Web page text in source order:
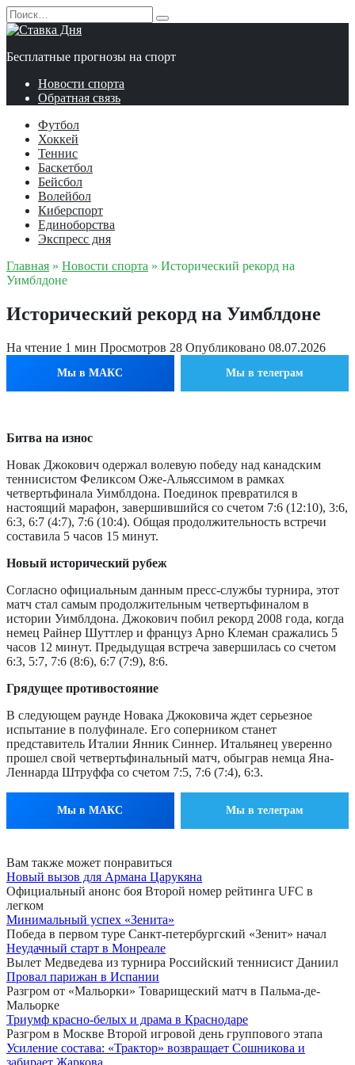
Перейти
к
содержанию
Search
for:
Бесплатные прогнозы на спорт
Новости спорта
Обратная связь
Футбол
Хоккей
Теннис
Баскетбол
Бейсбол
Волейбол
Киберспорт
Единоборства
Экспресс дня
Главная » Новости спорта » Исторический рекорд на
Уимблдоне
Исторический рекорд на Уимблдоне
На чтение 1 мин Просмотров 28 Опубликовано 08.07.2026
Мы в МАКС Мы в телеграм
Битва на износ
Новак Джокович одержал волевую победу над канадским
теннисистом Феликсом Оже-Альяссимом в рамках
четвертьфинала Уимблдона. Поединок превратился в
настоящий марафон, завершившийся со счетом 7:6 (12:10), 3:6,
6:3, 6:7 (4:7), 7:6 (10:4). Общая продолжительность встречи
составила 5 часов 15 минут.
Новый исторический рубеж
Согласно официальным данным пресс-службы турнира, этот
матч стал самым продолжительным четвертьфиналом в
истории Уимблдона. Джокович побил рекорд 2008 года, когда
немец Райнер Шуттлер и француз Арно Клеман сражались 5
часов 12 минут. Предыдущая встреча завершилась со счетом
6:3, 5:7, 7:6 (8:6), 6:7 (7:9), 8:6.
Грядущее противостояние
В следующем раунде Новака Джоковича ждет серьезное
испытание в полуфинале. Его соперником станет
представитель Италии Янник Синнер. Итальянец уверенно
прошел свой четвертьфинальный матч, обыграв немца Яна-
Леннарда Штруффа со счетом 7:5, 7:6 (7:4), 6:3.
Мы в МАКС Мы в телеграм
Вам также может понравиться
Новый вызов для Армана Царукяна
Официальный анонс боя Второй номер рейтинга UFC в
легком
Минимальный успех «Зенита»
Победа в первом туре Санкт-петербургский «Зенит» начал
Неудачный старт в Монреале
Вылет Медведева из турнира Российский теннисист Даниил
Провал парижан в Испании
Разгром от «Мальорки» Товарищеский матч в Пальма-де-
Мальорке
Триумф красно-белых и драма в Краснодаре
Разгром в Москве Второй игровой день группового этапа
Усиление состава: «Трактор» возвращает Сошникова и
забирает Жаркова